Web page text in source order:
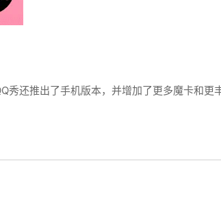
还推出了手机版本，并增加了更多魔卡和更